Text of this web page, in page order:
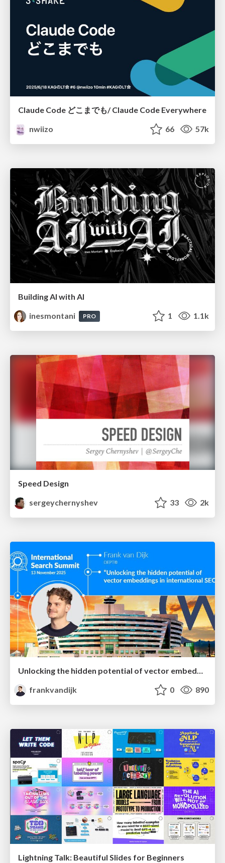
Claude Code どこまでも/ Claude Code Everywhere
nwiizo
66 57k
Building AI with AI
inesmontani
PRO 1 1.1k
Speed Design
sergeychernyshev
33 2k
Unlocking the hidden potential of vector embeddings in international SEO
frankvandijk
0 890
Lightning Talk: Beautiful Slides for Beginners